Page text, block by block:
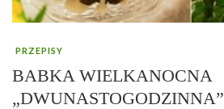
PRZEPISY
BABKA WIELKANOCNA
„DWUNASTOGODZINNA”